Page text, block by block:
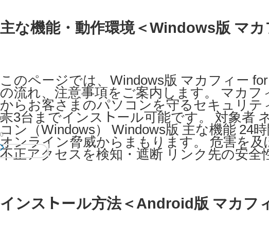
主な機能・動作環境＜Windows版 マ
このページでは、Windows版 マカフィー
の流れ、注意事項をご案内します。 マカ
からお客さまのパソコンを守るセキュリ
末3台までインストール可能です。 対象者
コン（Windows） Windows版 主な機能 24
オンライン脅威からまもります。 危害を
不正アクセスを検知・遮断 リンク先の安
0
インストール方法＜Android版 マカフ